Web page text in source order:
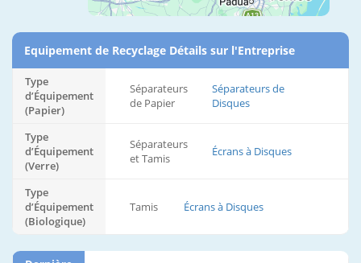
Equipement de Recyclage Détails sur l'Entreprise
Type
d’Équipement
(Papier)
Séparateurs
de Papier
Séparateurs de
Disques
Type
d’Équipement
(Verre)
Séparateurs
et Tamis
Écrans à Disques
Type
d’Équipement
(Biologique)
Tamis Écrans à Disques